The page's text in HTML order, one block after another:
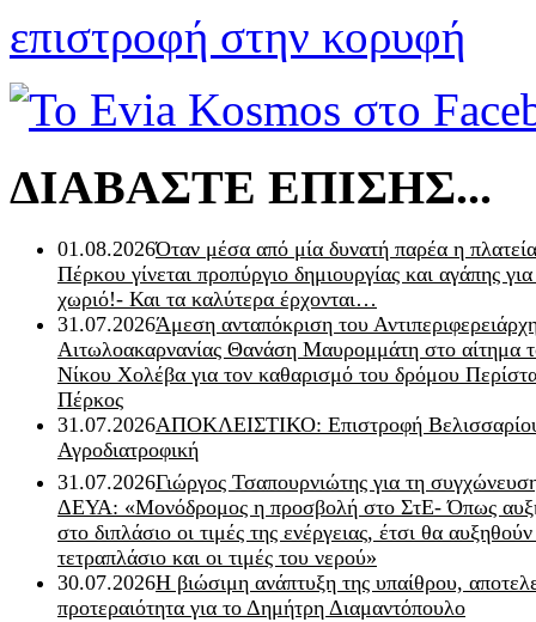
επιστροφή στην κορυφή
ΔΙΑΒΑΣΤΕ ΕΠΙΣΗΣ...
01.08.2026Όταν μέσα από μία δυνατή παρέα η
Πέρκου γίνεται προπύργιο δημιουργίας και αγάπης
χωριό!- Και τα καλύτερα έρχονται…
31.07.2026Άμεση ανταπόκριση του
Αιτωλοακαρνανίας Θανάση Μαυρομμάτη στο αίτημα
Νίκου Χολέβα για τον καθαρισμό του δρόμου
Πέρκος
31.07.2026ΑΠΟΚΛΕΙΣΤΙΚΟ: Επιστροφή
Αγροδιατροφική
31.07.2026Γιώργος Τσαπουρνιώτης για τη
ΔΕΥΑ: «Μονόδρομος η προσβολή στο ΣτΕ- Όπως
στο διπλάσιο οι τιμές της ενέργειας, έτσι θα
τετραπλάσιο και οι τιμές του νερού»
30.07.2026Η βιώσιμη ανάπτυξη της υπαίθρου,
προτεραιότητα για το Δημήτρη Διαμαντόπουλο